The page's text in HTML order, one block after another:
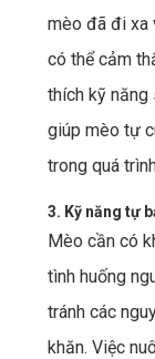
mèo đã đi xa
có thể cảm
thích kỹ năng
giúp mèo tự
trong quá
3. Kỹ năng tự
Mèo cần có
tình huống
tránh các
khăn. Việc